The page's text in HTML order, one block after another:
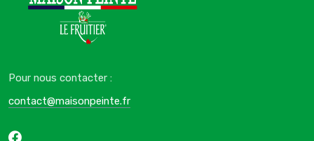
Pour nous contacter :
contact@maisonpeinte.fr